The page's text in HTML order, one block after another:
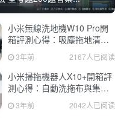
小米無線洗地機W10 Pro開
箱評測心得：吸塵拖地清洗3
合1、90度可調式機身、續航
力35分鐘、售價15995元
3年前 2167人已阅读
小米掃拖機器人X10+開箱評
測心得：自動洗拖布與集
塵、旋轉式拖布更乾淨、連
續使用2小時、售價26995元
3年前 2042人已阅读